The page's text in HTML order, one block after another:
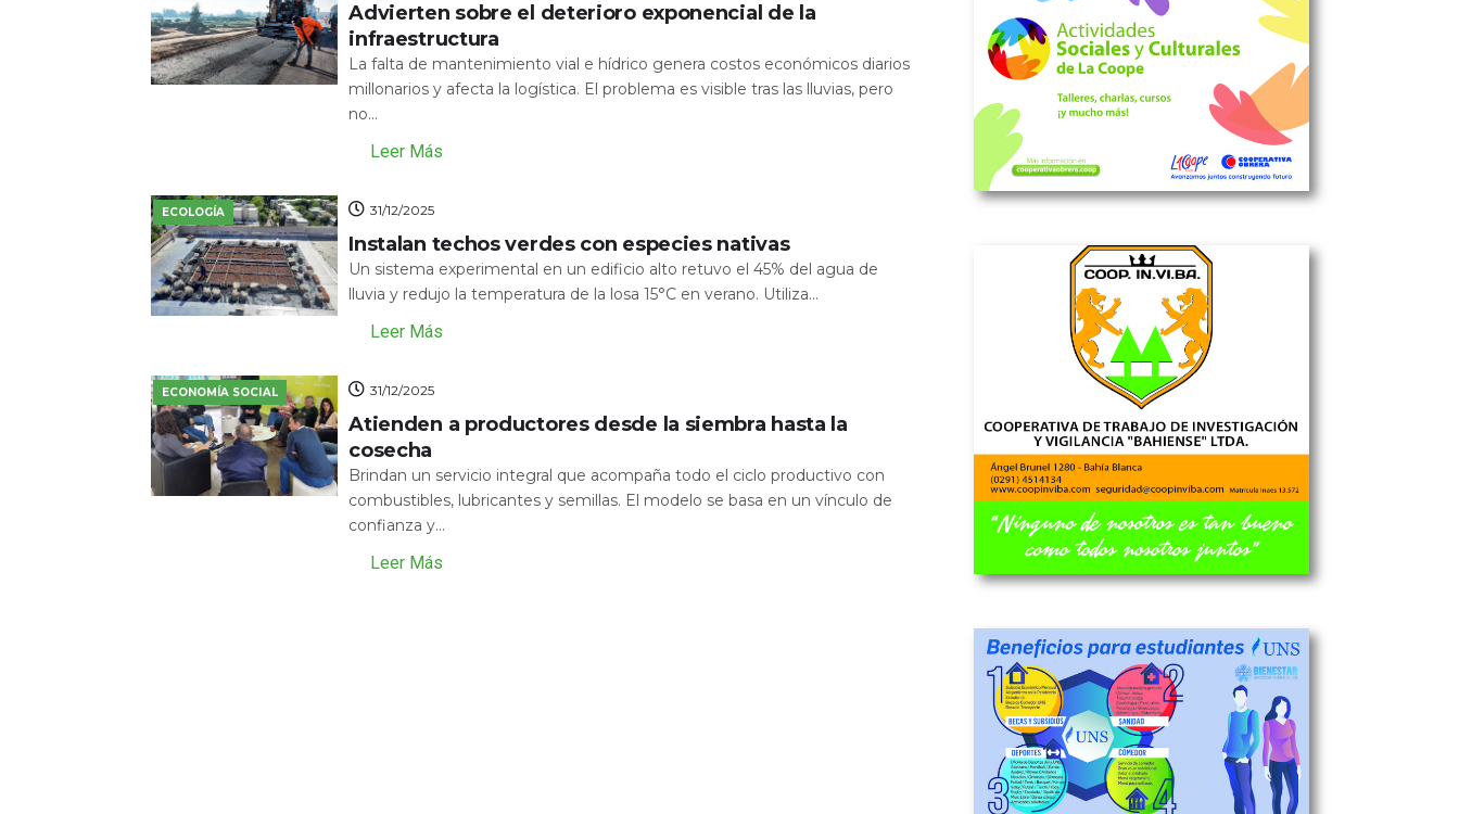
Advierten sobre el deterioro exponencial de la
infraestructura
La falta de mantenimiento vial e hídrico genera costos económicos diarios
millonarios y afecta la logística. El problema es visible tras las lluvias, pero
no...
Leer Más
ECOLOGÍA 31/12/2025
Instalan techos verdes con especies nativas
Un sistema experimental en un edificio alto retuvo el 45% del agua de
lluvia y redujo la temperatura de la losa 15°C en verano. Utiliza...
Leer Más
ECONOMÍA SOCIAL 31/12/2025
Atienden a productores desde la siembra hasta la
cosecha
Brindan un servicio integral que acompaña todo el ciclo productivo con
combustibles, lubricantes y semillas. El modelo se basa en un vínculo de
confianza y...
Leer Más